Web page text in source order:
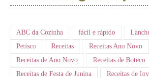
ABC da Cozinha fácil e rápido
Petisco
Receitas
Receitas Ano Novo
Receitas de Ano Novo
Receitas de Boteco
Receitas de Festa de Junina
Receitas de